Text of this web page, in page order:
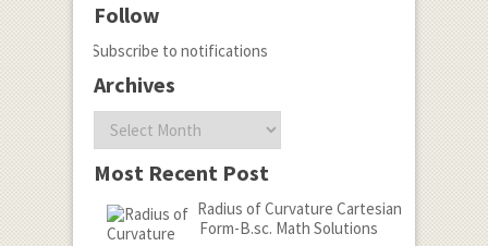
Follow
Subscribe to notifications
Archives
Archives
Most Recent Post
Radius of Curvature Cartesian
Form-B.sc. Math Solutions